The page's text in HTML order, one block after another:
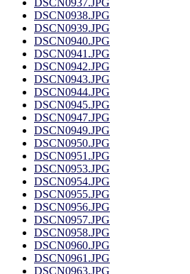
DSCN0938.JPG
DSCN0939.JPG
DSCN0940.JPG
DSCN0941.JPG
DSCN0942.JPG
DSCN0943.JPG
DSCN0944.JPG
DSCN0945.JPG
DSCN0947.JPG
DSCN0949.JPG
DSCN0950.JPG
DSCN0951.JPG
DSCN0953.JPG
DSCN0954.JPG
DSCN0955.JPG
DSCN0956.JPG
DSCN0957.JPG
DSCN0958.JPG
DSCN0960.JPG
DSCN0961.JPG
DSCN0963.JPG